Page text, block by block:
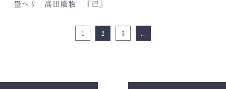
畳ヘリ 高田織物 『巴』
1 2 3